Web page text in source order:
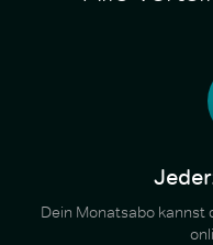
Dein Monatsabo kannst